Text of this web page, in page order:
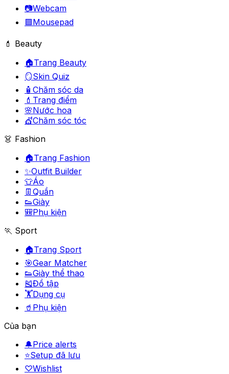
📷Webcam
🟪Mousepad
💄 Beauty
🏠Trang Beauty
🪞Skin Quiz
🧴 Chăm sóc da
💄 Trang điểm
🌸Nước hoa
💇Chăm sóc tóc
👗 Fashion
🏠Trang Fashion
✨Outfit Builder
👕Áo
👖 Quần
👟Giày
🎒Phụ kiện
🏃 Sport
🏠Trang Sport
🎯Gear Matcher
👟Giày thể thao
🎽Đồ tập
🏋️Dụng cụ
🥤 Phụ kiện
Của bạn
🔔Price alerts
⭐Setup đã lưu
♡Wishlist